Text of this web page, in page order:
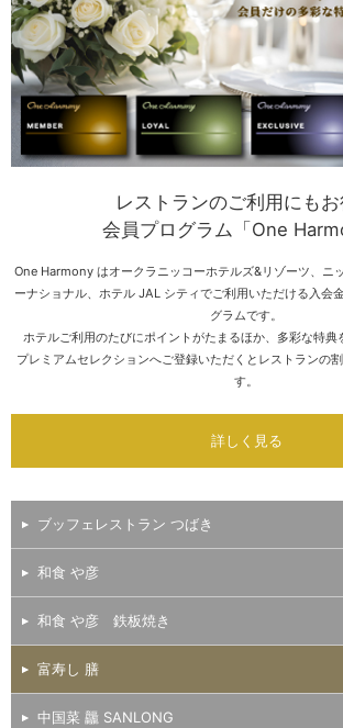
レストランのご利用にも
会員プログラム「One
One Harmony はオークラニッコーホテルズ&リゾーツ、
ニ
ーナショナル、ホテル JAL シティでご利用いただける入会
グラムです。
ホテルご利用のたびにポイントがたまるほか、多彩な特典
プレミアムセレクションへご登録いただくとレストランの
す。
詳しく見る
ブッフェレストラン つばき
和食 や彦
和食 や彦 鉄板焼き
富寿し 膳
中国菜 龘 SANLONG